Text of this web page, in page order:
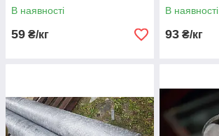
В наявності
59 ₴/кг
В наявності
93 ₴/кг